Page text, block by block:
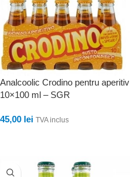
Analcoolic Crodino pentru aperitiv
10×100 ml – SGR
45,00 lei TVA inclus